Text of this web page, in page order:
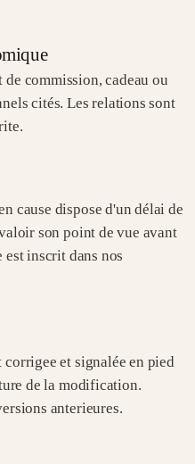
commission, cadeau ou
cités. Les relations sont
cause dispose d'un délai de
son point de vue avant
inscrit dans nos
corrigee et signalée en pied
de la modification.
anterieures.